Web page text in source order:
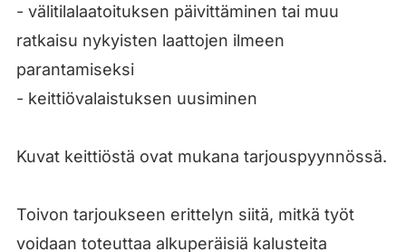
- välitilalaatoituksen päivittäminen tai muu
ratkaisu nykyisten laattojen ilmeen
parantamiseksi
- keittiövalaistuksen uusiminen
Kuvat keittiöstä ovat mukana tarjouspyynnössä.
Toivon tarjoukseen erittelyn siitä, mitkä työt
voidaan toteuttaa alkuperäisiä kalusteita